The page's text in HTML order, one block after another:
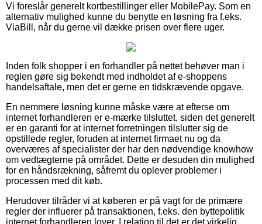
Vi foreslår generelt kortbestillinger eller MobilePay. Som en
alternativ mulighed kunne du benytte en løsning fra f.eks.
ViaBill, når du gerne vil dække prisen over flere uger.
Inden folk shopper i en forhandler på nettet behøver man i
reglen gøre sig bekendt med indholdet af e-shoppens
handelsaftale, men det er gerne en tidskrævende opgave.
En nemmere løsning kunne måske være at efterse om
internet forhandleren er e-mærke tilsluttet, siden det generelt
er en garanti for at internet forretningen tilslutter sig de
opstillede regler, foruden at internet firmaet nu og da
overværes af specialister der har den nødvendige knowhow
om vedtægterne på området. Dette er desuden din mulighed
for en håndsrækning, såfremt du oplever problemer i
processen med dit køb.
Herudover tilråder vi at køberen er på vagt for de primære
regler der influerer på transaktionen, f.eks. den byttepolitik
internet forhandleren lover. I relation til det er det virkelig